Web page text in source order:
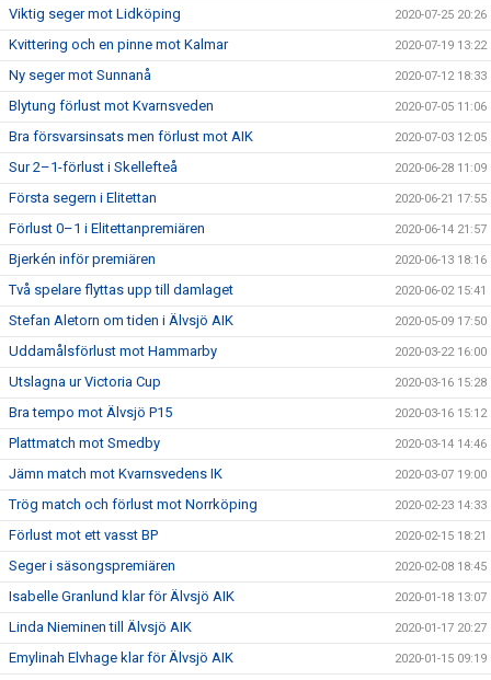
Viktig seger mot Lidköping 2020-07-25 20:26
Kvittering och en pinne mot Kalmar 2020-07-19 13:22
Ny seger mot Sunnanå 2020-07-12 18:33
Blytung förlust mot Kvarnsveden 2020-07-05 11:06
Bra försvarsinsats men förlust mot AIK 2020-07-03 12:05
Sur 2–1-förlust i Skellefteå 2020-06-28 11:09
Första segern i Elitettan 2020-06-21 17:55
Förlust 0–1 i Elitettanpremiären 2020-06-14 21:57
Bjerkén inför premiären 2020-06-13 18:16
Två spelare flyttas upp till damlaget 2020-06-02 15:41
Stefan Aletorn om tiden i Älvsjö AIK 2020-05-09 17:50
Uddamålsförlust mot Hammarby 2020-03-22 16:00
Utslagna ur Victoria Cup 2020-03-16 15:28
Bra tempo mot Älvsjö P15 2020-03-16 15:12
Plattmatch mot Smedby 2020-03-14 14:46
Jämn match mot Kvarnsvedens IK 2020-03-07 19:00
Trög match och förlust mot Norrköping 2020-02-23 14:33
Förlust mot ett vasst BP 2020-02-15 18:21
Seger i säsongspremiären 2020-02-08 18:45
Isabelle Granlund klar för Älvsjö AIK 2020-01-18 13:07
Linda Nieminen till Älvsjö AIK 2020-01-17 20:27
Emylinah Elvhage klar för Älvsjö AIK 2020-01-15 09:19